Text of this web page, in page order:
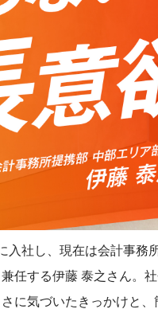
入社し、現在は会計事務
任する伊藤 泰之さん。
に気づいたきっかけと